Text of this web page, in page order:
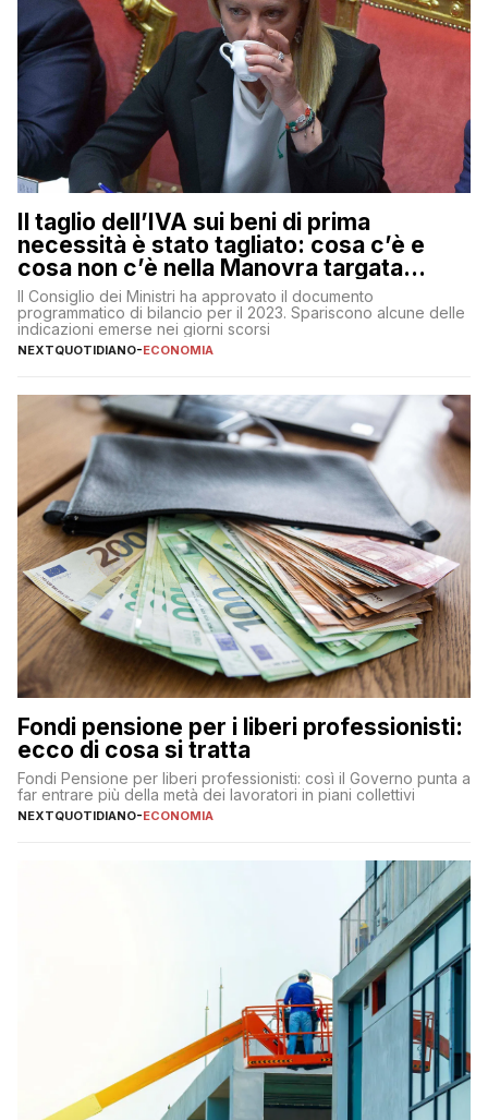
Il taglio dell’IVA sui beni di prima
necessità è stato tagliato: cosa c’è e
cosa non c’è nella Manovra targata
Meloni
Il Consiglio dei Ministri ha approvato il documento
programmatico di bilancio per il 2023. Spariscono alcune delle
indicazioni emerse nei giorni scorsi
NEXTQUOTIDIANO-ECONOMIA
Fondi pensione per i liberi professionisti:
ecco di cosa si tratta
Fondi Pensione per liberi professionisti: così il Governo punta a
far entrare più della metà dei lavoratori in piani collettivi
NEXTQUOTIDIANO-ECONOMIA